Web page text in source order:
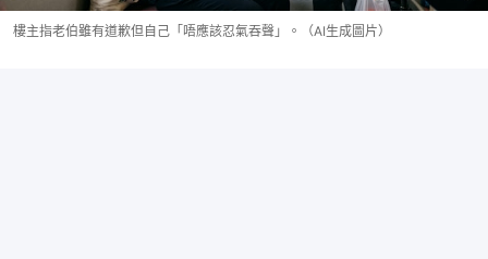
樓主指老伯雖有道歉但自己「唔應該忍氣吞聲」。（AI生成圖片）